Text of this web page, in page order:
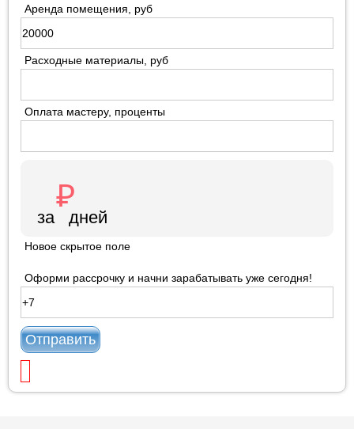
Аренда помещения, руб
Расходные материалы, руб
Оплата мастеру, проценты
Новое скрытое поле
Оформи рассрочку и начни зарабатывать уже сегодня!
Отправить